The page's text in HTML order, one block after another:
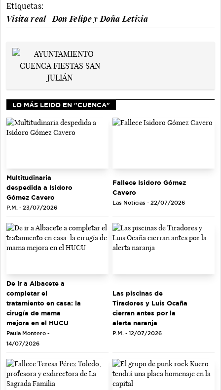
Etiquetas:
Visita real
Don Felipe y Doña Letizia
LO MÁS LEIDO EN "CUENCA"
Multitudinaria
despedida a Isidoro
Gómez Cavero
P.M. - 23/07/2026
Fallece Isidoro Gómez
Cavero
Las Noticias - 22/07/2026
De ir a Albacete a
completar el
tratamiento en casa: la
cirugía de mama
mejora en el HUCU
Paula Montero -
14/07/2026
Las piscinas de
Tiradores y Luis Ocaña
cierran antes por la
alerta naranja
P.M. - 12/07/2026